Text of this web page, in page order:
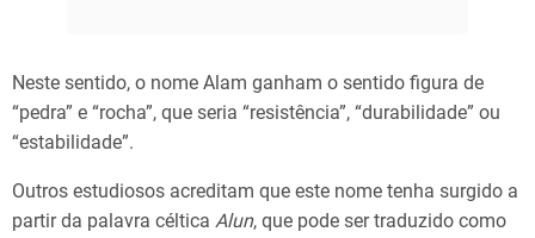
Neste sentido, o nome Alam ganham o sentido figura de
“pedra” e “rocha”, que seria “resistência”, “durabilidade” ou
“estabilidade”.
Outros estudiosos acreditam que este nome tenha surgido a
partir da palavra céltica Alun, que pode ser traduzido como